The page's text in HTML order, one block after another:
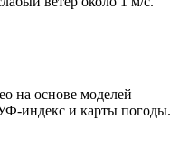
на основе моделей
УФ-индекс и карты погоды.